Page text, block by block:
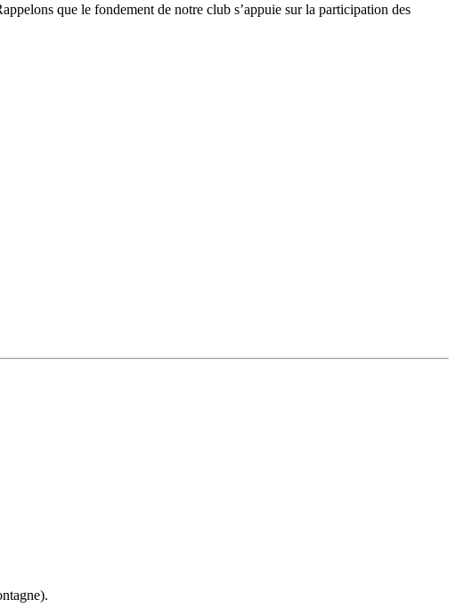
que le fondement de notre club s’appuie sur la participation des